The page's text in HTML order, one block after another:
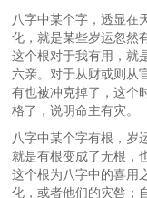
八字中某个字，透显在
化，就是某些岁运忽然
这个根对于我有用，就
六亲。对于从财或则从
有也被冲克掉了，这个
格了，说明命主有灾。
八字中某个字有根，岁
就是有根变成了无根，
这个根为八字中的喜用
化，或者他们的灾咎；